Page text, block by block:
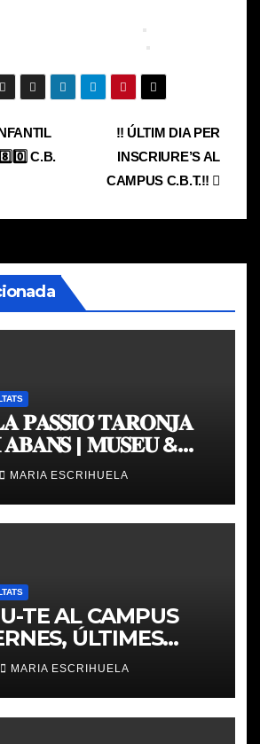
‼️ ÚLTIM DIA PER
INSCRIURE’S AL
CAMPUS C.B.T.‼️
C.B.
𝐏𝐀𝐒𝐒𝐈𝐎́ 𝐓𝐀𝐑𝐎𝐍𝐉𝐀
| 𝐌𝐔𝐒𝐄𝐔 &
𝐁𝐀𝐒𝐊𝐄𝐓
MARIA ESCRIHUELA
TE AL CAMPUS
ÚLTIMES
MARIA ESCRIHUELA